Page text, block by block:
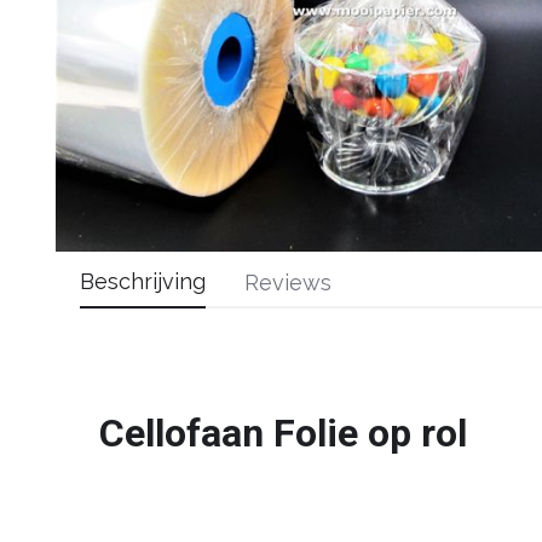
Beschrijving
Cellofaan Folie op rol
Reviews